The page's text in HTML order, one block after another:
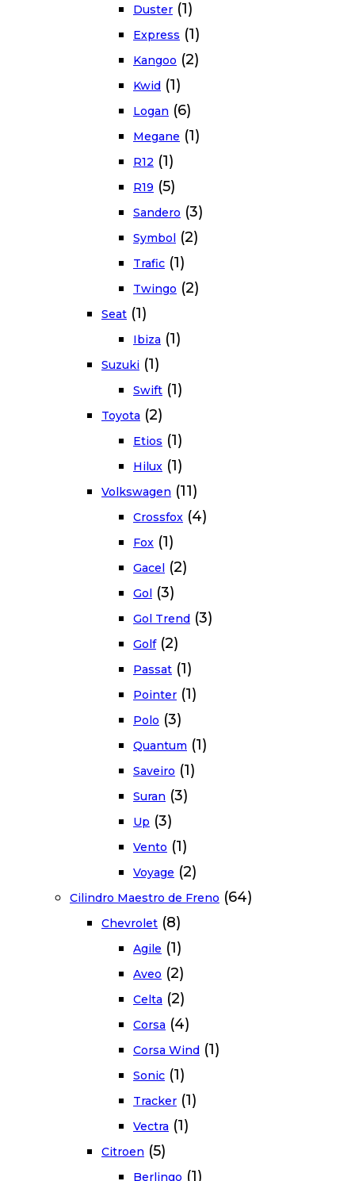
Duster (1)
Express (1)
Kangoo (2)
Kwid (1)
Logan (6)
Megane (1)
R12 (1)
R19 (5)
Sandero (3)
Symbol (2)
Trafic (1)
Twingo (2)
Seat (1)
Ibiza (1)
Suzuki (1)
Swift (1)
Toyota (2)
Etios (1)
Hilux (1)
Volkswagen (11)
Crossfox (4)
Fox (1)
Gacel (2)
Gol (3)
Gol Trend (3)
Golf (2)
Passat (1)
Pointer (1)
Polo (3)
Quantum (1)
Saveiro (1)
Suran (3)
Up (3)
Vento (1)
Voyage (2)
Cilindro Maestro de Freno (64)
Chevrolet (8)
Agile (1)
Aveo (2)
Celta (2)
Corsa (4)
Corsa Wind (1)
Sonic (1)
Tracker (1)
Vectra (1)
Citroen (5)
Berlingo (1)